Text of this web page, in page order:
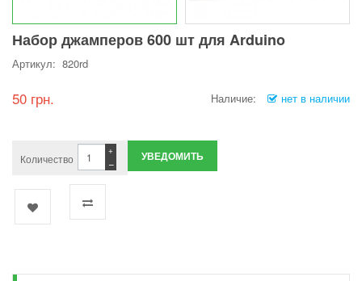
Набор джамперов 600 шт для Arduino
Артикул: 820rd
50 грн. Наличие: нет в наличии
Количество −
+ УВЕДОМИТЬ